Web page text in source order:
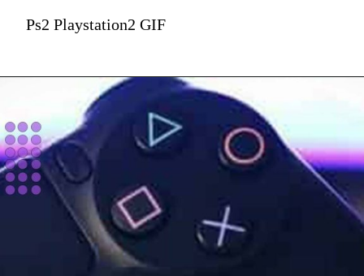
Ps2 Playstation2 GIF